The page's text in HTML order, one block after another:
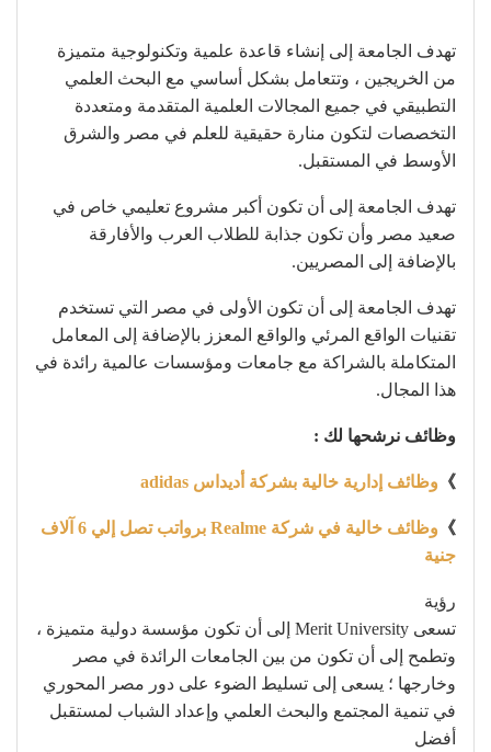
تهدف الجامعة إلى إنشاء قاعدة علمية وتكنولوجية متميزة
من الخريجين ، وتتعامل بشكل أساسي مع البحث العلمي
التطبيقي في جميع المجالات العلمية المتقدمة ومتعددة
التخصصات لتكون منارة حقيقية للعلم في مصر والشرق
الأوسط في المستقبل.
تهدف الجامعة إلى أن تكون أكبر مشروع تعليمي خاص في
صعيد مصر وأن تكون جذابة للطلاب العرب والأفارقة
بالإضافة إلى المصريين.
تهدف الجامعة إلى أن تكون الأولى في مصر التي تستخدم
تقنيات الواقع المرئي والواقع المعزز بالإضافة إلى المعامل
المتكاملة بالشراكة مع جامعات ومؤسسات عالمية رائدة في
هذا المجال.
وظائف نرشحها لك :
》 وظائف إدارية خالية بشركة أديداس adidas
》
وظائف خالية في شركة Realme برواتب تصل إلي 6 آلاف
جنية
رؤية
تسعى Merit University إلى أن تكون مؤسسة دولية متميزة ،
وتطمح إلى أن تكون من بين الجامعات الرائدة في مصر
وخارجها ؛ يسعى إلى تسليط الضوء على دور مصر المحوري
في تنمية المجتمع والبحث العلمي وإعداد الشباب لمستقبل
أفضل